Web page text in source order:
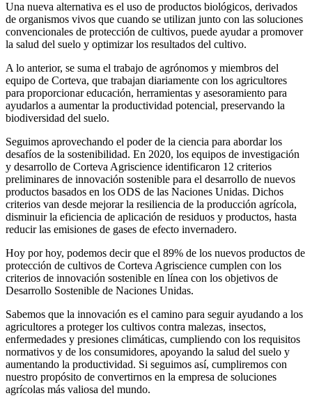
Una nueva alternativa es el uso de productos biológicos, derivados
de organismos vivos que cuando se utilizan junto con las soluciones
convencionales de protección de cultivos, puede ayudar a promover
la salud del suelo y optimizar los resultados del cultivo.
A lo anterior, se suma el trabajo de agrónomos y miembros del
equipo de Corteva, que trabajan diariamente con los agricultores
para proporcionar educación, herramientas y asesoramiento para
ayudarlos a aumentar la productividad potencial, preservando la
biodiversidad del suelo.
Seguimos aprovechando el poder de la ciencia para abordar los
desafíos de la sostenibilidad. En 2020, los equipos de investigación
y desarrollo de Corteva Agriscience identificaron 12 criterios
preliminares de innovación sostenible para el desarrollo de nuevos
productos basados en los ODS de las Naciones Unidas. Dichos
criterios van desde mejorar la resiliencia de la producción agrícola,
disminuir la eficiencia de aplicación de residuos y productos, hasta
reducir las emisiones de gases de efecto invernadero.
Hoy por hoy, podemos decir que el 89% de los nuevos productos de
protección de cultivos de Corteva Agriscience cumplen con los
criterios de innovación sostenible en línea con los objetivos de
Desarrollo Sostenible de Naciones Unidas.
Sabemos que la innovación es el camino para seguir ayudando a los
agricultores a proteger los cultivos contra malezas, insectos,
enfermedades y presiones climáticas, cumpliendo con los requisitos
normativos y de los consumidores, apoyando la salud del suelo y
aumentando la productividad. Si seguimos así, cumpliremos con
nuestro propósito de convertirnos en la empresa de soluciones
agrícolas más valiosa del mundo.